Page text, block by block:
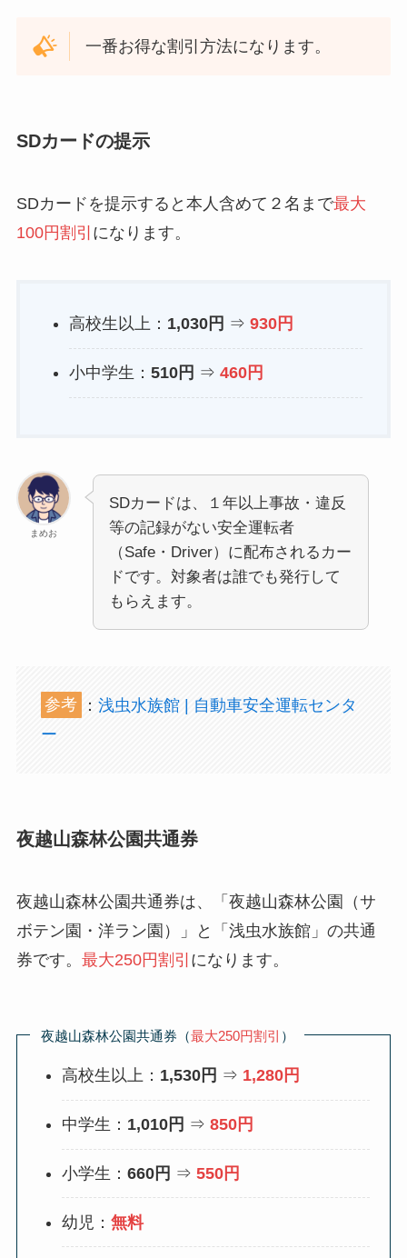
一番お得な割引方法になります。
SDカードの提示
SDカードを提示すると本人含めて２名まで最大
100円割引 になります。
高校生以上： 1,030円 ⇒ 930円
小中学生： 510円 ⇒ 460円
まめお
SDカードは、１年以上事故・違反
等の記録がない安全運転者
（Safe・Driver）に配布されるカー
ドです。対象者は誰でも発行して
もらえます。
参考 ： 浅虫水族館 | 自動車安全運転センタ
ー
夜越山森林公園共通券
夜越山森林公園共通券は、「夜越山森林公園（サ
ボテン園・洋ラン園）」と「浅虫水族館」の共通
券です。 最大250円割引 になります。
夜越山森林公園共通券（最大250円割引 ）
高校生以上： 1,530円 ⇒ 1,280円
中学生： 1,010円 ⇒850円
小学生：660円 ⇒550円
幼児：無料